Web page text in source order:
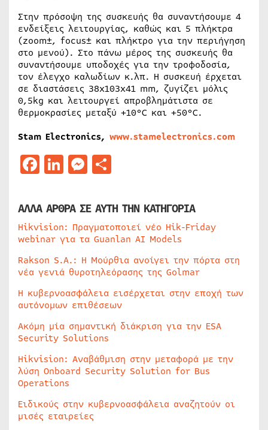
Στην πρόσοψη της συσκευής θα συναντήσουμε 4
ενδείξεις λειτουργίας, καθώς και 5 πλήκτρα
(zoom±, focus± και πλήκτρο για την περιήγηση
στο μενού). Στο πάνω μέρος της συσκευής θα
συναντήσουμε υποδοχές για την τροφοδοσία,
τον έλεγχο καλωδίων κ.λπ. Η συσκευή έρχεται
σε διαστάσεις 38x103x41 mm, ζυγίζει μόλις
0,5kg και λειτουργεί απροβλημάτιστα σε
θερμοκρασίες μεταξύ +10°C και +50°C.
Stam Electronics, www.stamelectronics.com
Facebook
LinkedIn
Messenger
ΑΛΛΑ ΑΡΘΡΑ ΣΕ ΑΥΤΗ ΤΗΝ ΚΑΤΗΓΟΡΙΑ
Hikvision: Πραγματοποιεί νέο Hik-Friday
webinar για τα Guanlan AI Models
Rakson S.A.: Η Μούρθια ανοίγει την πόρτα στη
νέα γενιά θυροτηλεόρασης της Golmar
Η κυβερνοασφάλεια εισέρχεται στην εποχή των
αυτόνομων επιθέσεων
Ακόμη μία σημαντική διάκριση για την ESA
Security Solutions
Hikvision: Αναβάθμιση στην μεταφορά με την
λύση Onboard Security Solution for Bus
Operations
Ειδικούς στην κυβερνοασφάλεια αναζητούν οι
μισές εταιρείες